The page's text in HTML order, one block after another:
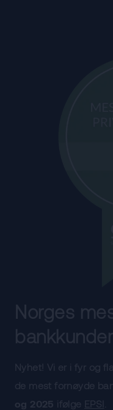
Norges
bankkunder
Nyhet! Vi er i fyr og
de mest fornøyde
og 2025 ifølge EPSI